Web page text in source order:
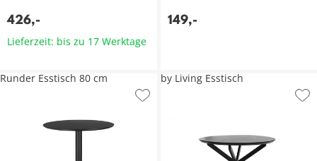
426,-
Lieferzeit: bis zu 17 Werktage
149,-
Runder Esstisch 80 cm by Living Esstisch